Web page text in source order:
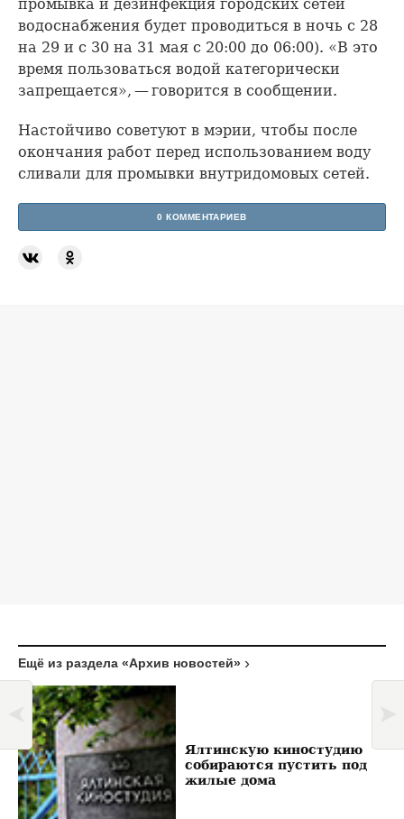
промывка и дезинфекция городских сетей
водоснабжения будет проводиться в ночь с 28
на 29 и с 30 на 31 мая с 20:00 до 06:00). «В это
время пользоваться водой категорически
запрещается», — говорится в сообщении.
Настойчиво советуют в мэрии, чтобы после
окончания работ перед использованием воду
сливали для промывки внутридомовых сетей.
0 КОММЕНТАРИЕВ
Ещё из раздела «Архив новостей»
Ялтинскую киностудию
собираются пустить под
жилые дома